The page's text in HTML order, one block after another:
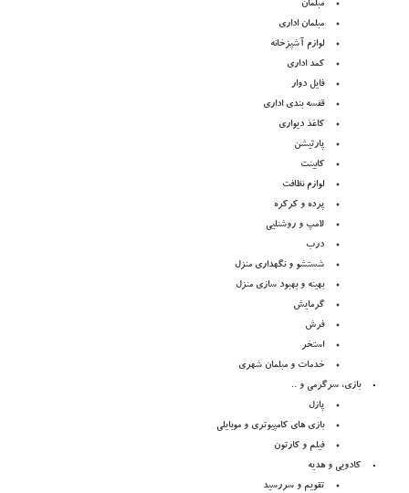
مبلمان
مبلمان اداری
لوازم آشپزخانه
کمد اداری
فایل دوار
قفسه بندی اداری
کاغذ دیواری
پارتیشن
کابینت
لوازم نظافت
پرده و کرکره
لامپ و روشنلیی
درب
شستشو و نگهداری منزل
بهینه و بهبود سازی منزل
گرمایش
فرش
استخر
خدمات و مبلمان شهری
بازی، سرگرمی و ..
پازل
بازی های کامپیوتری و موبایلی
فیلم و کارتون
کادویی و هدیه
تقویم و سررسید